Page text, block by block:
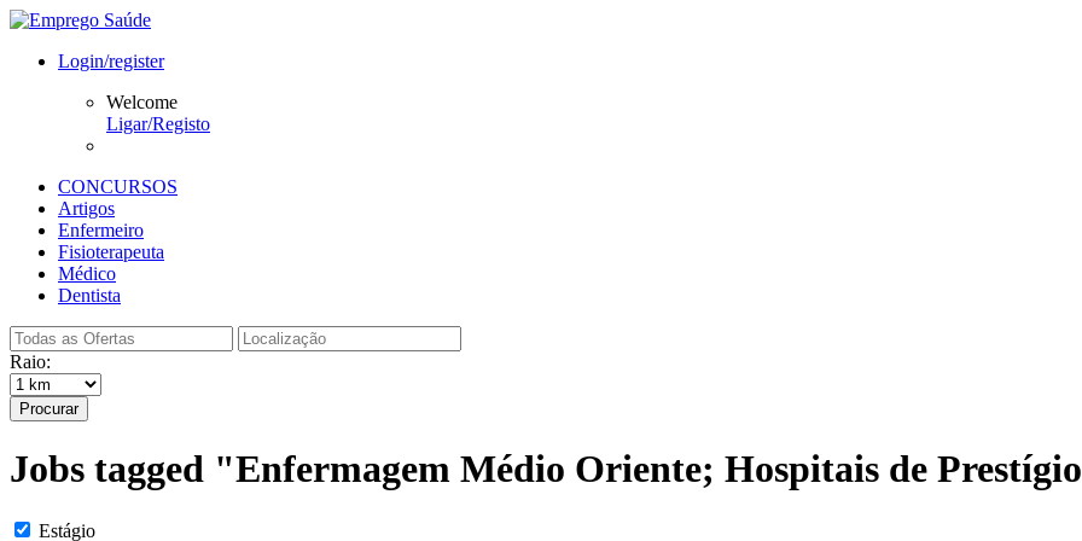
Login/register
Welcome
Ligar/Registo
CONCURSOS
Artigos
Enfermeiro
Fisioterapeuta
Médico
Dentista
Raio:
Procurar
Jobs tagged "Enfermagem Médio Oriente; Hospitais de
Estágio